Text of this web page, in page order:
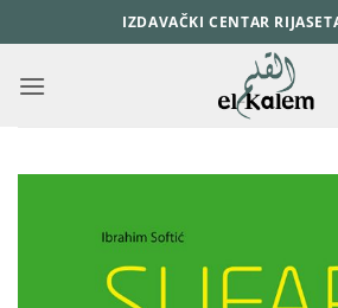
to
content
IZDAVAČKI CENTAR